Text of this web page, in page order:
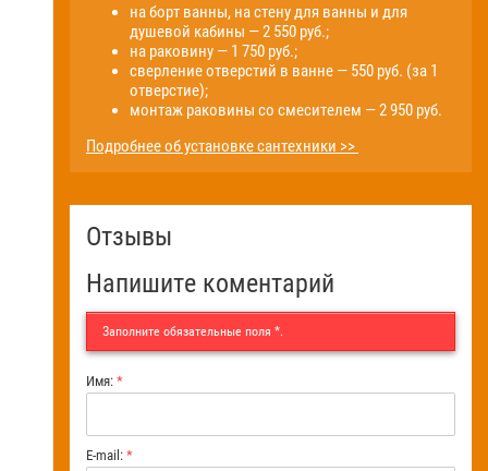
на борт ванны, на стену для ванны и для
душевой кабины — 2 550 руб.;
на раковину — 1 750 руб.;
сверление отверстий в ванне — 550 руб. (за 1
отверстие);
монтаж раковины со смесителем — 2 950 руб.
Подробнее об установке сантехники >>
Отзывы
Напишите коментарий
Заполните обязательные поля *.
Имя: *
E-mail: *